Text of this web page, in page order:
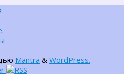
Mantra & WordPress.